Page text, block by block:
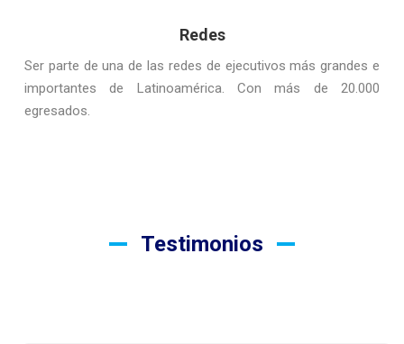
Redes
Ser parte de una de las redes de ejecutivos más grandes e
importantes de Latinoamérica. Con más de 20.000
egresados.
Testimonios